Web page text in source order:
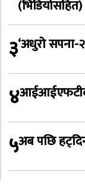
(भिडियोसहित)
३‘अधुरो सपना-
४आईआईएफटीका
५अब पछि